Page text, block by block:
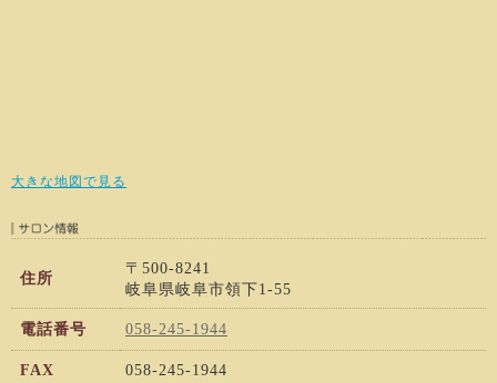
大きな地図で見る
住所
〒500-8241
岐阜県岐阜市領下1-55
電話番号 058-245-1944
FAX 058-245-1944